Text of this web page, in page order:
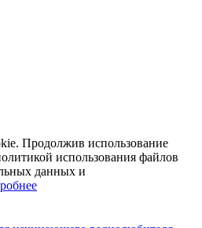
Продолжив использование
использования файлов
данных и